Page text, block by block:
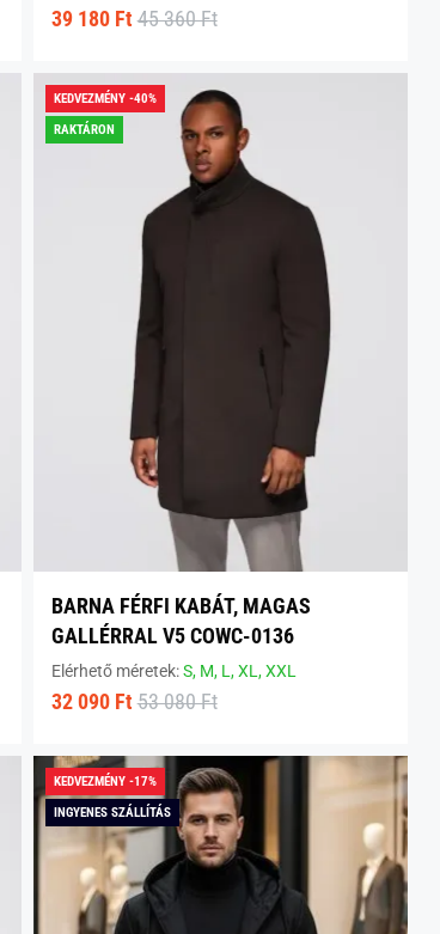
39 180 Ft 45 360 Ft
KEDVEZMÉNY -40%
RAKTÁRON
BARNA FÉRFI KABÁT, MAGAS
GALLÉRRAL V5 COWC-0136
Elérhető méretek:S, M, L,XL,XXL
32 090 Ft 53 080 Ft
KEDVEZMÉNY -17%
INGYENES SZÁLLÍTÁS